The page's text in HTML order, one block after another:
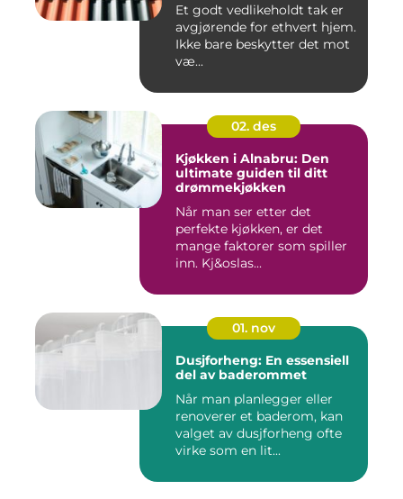
Et godt vedlikeholdt tak er
avgjørende for ethvert hjem.
Ikke bare beskytter det mot
væ...
02. des
Kjøkken i Alnabru: Den
ultimate guiden til ditt
drømmekjøkken
Når man ser etter det
perfekte kjøkken, er det
mange faktorer som spiller
inn. Kj&oslas...
01. nov
Dusjforheng: En essensiell
del av baderommet
Når man planlegger eller
renoverer et baderom, kan
valget av dusjforheng ofte
virke som en lit...